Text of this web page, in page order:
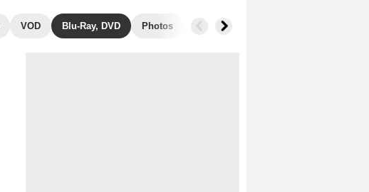
VOD Blu-Ray, DVD Photos Secrets de tournage